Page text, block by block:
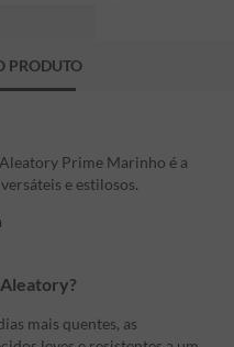
PRODUTO
Prime Marinho é a
e estilosos.
mais quentes, as